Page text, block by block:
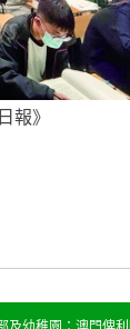
報》
及幼稚園：澳門俾